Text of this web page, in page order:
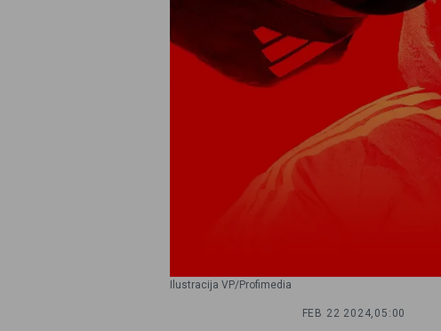
Ilustracija VP/Profimedia
FEB 22 2024, 05:00